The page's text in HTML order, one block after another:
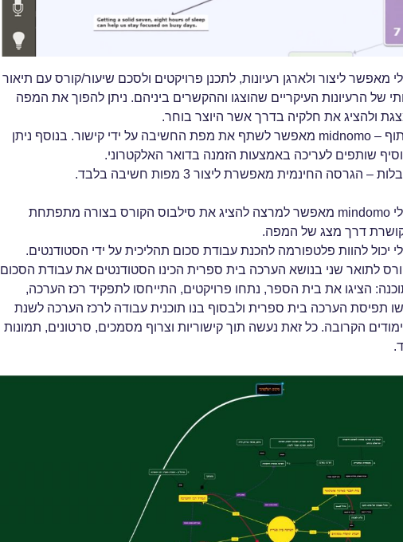
מאפשר ליצור ולארגן רעיונות, לתכנן פרויקטים ולסכם שיעור/קורס עם תיאור
של הרעיונות העיקריים שהוצגו וההקשרים ביניהם. ניתן להפוך את המפה
ולהציג את חלקיה בדרך אשר היוצר בוחר.
שיתוף – midnomo מאפשר לשתף את מפת החשיבה על ידי קישור. בנוסף ניתן
שותפים לעריכה באמצעות הזמנה בדואר האלקטרוני.
– הגרסה החינמית מאפשרת ליצור 3 מפות חשיבה בלבד.
הכלי mindomo מאפשר למרצה להציג את סילבוס הקורס בצורה מתפתחת
דרך מצג של המפה.
יכול להוות פלטפורמה להכנת עבודת סכום תהליכית על ידי הסטודנטים.
לתואר שני בנושא הערכה בית ספרית הכינו הסטודנטים את עבודת הסכום
הציגו את בית הספר, נתחו פרויקטים, התייחסו לתפקיד רכז הערכה,
תפיסת הערכה בית ספרית ולבסוף בנו תוכנית עבודה לרכז הערכה לשנת
הקרובה. כל זאת נעשה תוך קישוריות וצרוף מסמכים, סרטונים, תמונות